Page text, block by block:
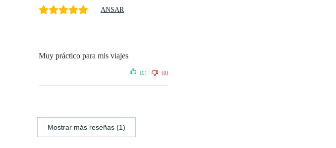
ANSAR
Muy práctico para mis viajes
(0) (0)
Mostrar más reseñas (1)